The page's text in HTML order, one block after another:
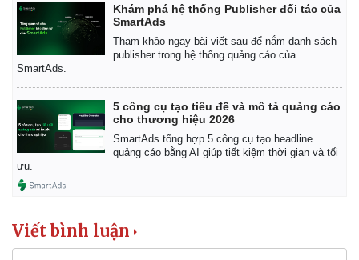
Khám phá hệ thống Publisher đối tác của
SmartAds
Tham khảo ngay bài viết sau để nắm danh sách
publisher trong hệ thống quảng cáo của
SmartAds.
5 công cụ tạo tiêu đề và mô tả quảng cáo
cho thương hiệu 2026
SmartAds tổng hợp 5 công cụ tạo headline
quảng cáo bằng AI giúp tiết kiệm thời gian và tối
ưu.
Viết bình luận